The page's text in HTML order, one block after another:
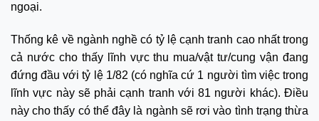
ngoại.
Thống kê về ngành nghề có tỷ lệ cạnh tranh cao nhất trong
cả nước cho thấy lĩnh vực thu mua/vật tư/cung vận đang
đứng đầu với tỷ lệ 1/82 (có nghĩa cứ 1 người tìm việc trong
lĩnh vực này sẽ phải cạnh tranh với 81 người khác). Điều
này cho thấy có thể đây là ngành sẽ rơi vào tình trạng thừa